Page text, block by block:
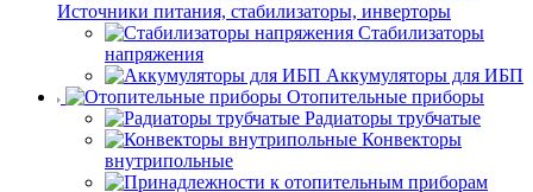
Источники питания, стабилизаторы, инверторы
Стабилизаторы
напряжения
Аккумуляторы для ИБП
Отопительные приборы
Радиаторы трубчатые
Конвекторы
внутрипольные